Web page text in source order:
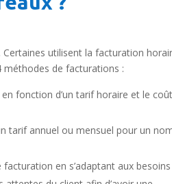
utilisent la facturation
méthodes de facturations :
fonction d’un tarif horaire et le coût
tarif annuel ou mensuel pour un
en s’adaptant aux